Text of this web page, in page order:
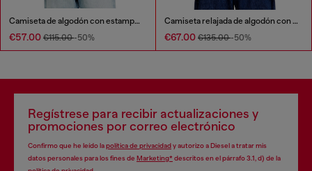
Camiseta de algodón con estampados gráficos en contraste
€57.00 €115.00-50%
Camiseta relajada de algodón con estampado digital
€67.00 €135.00-50%
Regístrese para recibir actualizaciones y
promociones por correo electrónico
Confirmo que he leído lapolítica de privacidady autorizo a Diesel a tratar mis
datos personales para los fines de Marketing*descritos en el párrafo 3.1, d) de la